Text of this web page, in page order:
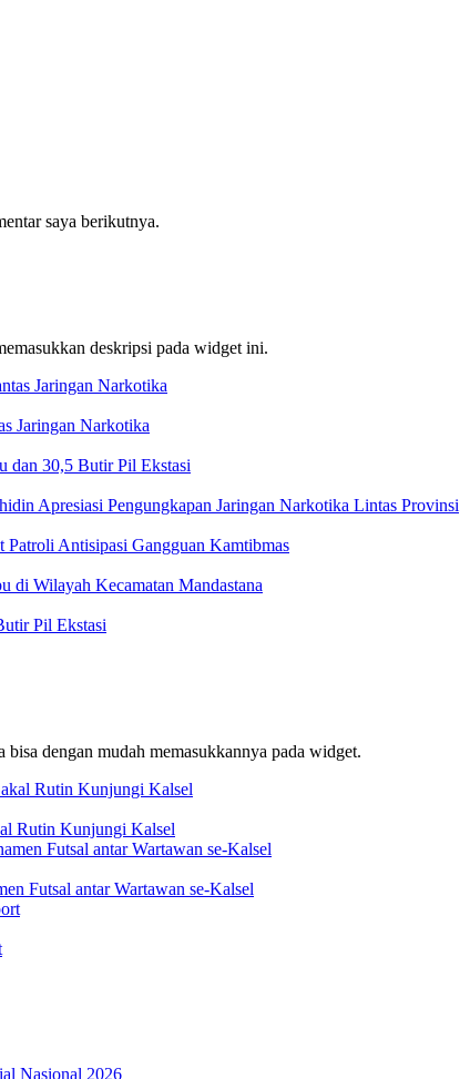
saya berikutnya.
deskripsi pada widget ini.
Jaringan Narkotika
dan 30,5 Butir Pil Ekstasi
Apresiasi Pengungkapan Jaringan Narkotika Lintas Provinsi
Patroli Antisipasi Gangguan Kamtibmas
di Wilayah Kecamatan Mandastana
Pil Ekstasi
dengan mudah memasukkannya pada widget.
Rutin Kunjungi Kalsel
Futsal antar Wartawan se-Kalsel